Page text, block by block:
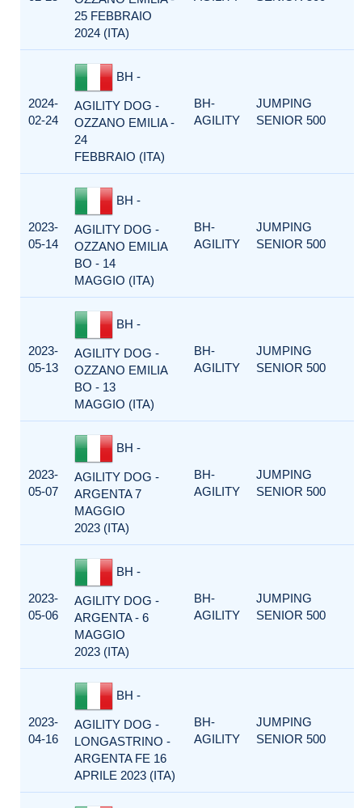
25 FEBBRAIO
2024 (ITA)
2024-
02-24
BH -
AGILITY DOG -
OZZANO EMILIA -
24
FEBBRAIO (ITA)
BH-
AGILITY
JUMPING
SENIOR 500
2023-
05-14
BH -
AGILITY DOG -
OZZANO EMILIA
BO - 14
MAGGIO (ITA)
BH-
AGILITY
JUMPING
SENIOR 500
2023-
05-13
BH -
AGILITY DOG -
OZZANO EMILIA
BO - 13
MAGGIO (ITA)
BH-
AGILITY
JUMPING
SENIOR 500
2023-
05-07
BH -
AGILITY DOG -
ARGENTA 7
MAGGIO
2023 (ITA)
BH-
AGILITY
JUMPING
SENIOR 500
2023-
05-06
BH -
AGILITY DOG -
ARGENTA - 6
MAGGIO
2023 (ITA)
BH-
AGILITY
JUMPING
SENIOR 500
2023-
04-16
BH -
AGILITY DOG -
LONGASTRINO -
ARGENTA FE 16
APRILE 2023 (ITA)
BH-
AGILITY
JUMPING
SENIOR 500